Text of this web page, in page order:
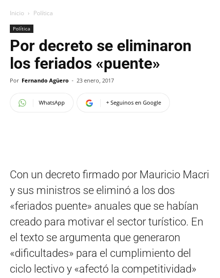
Inicio Política
Política
Por decreto se eliminaron
los feriados «puente»
Por Fernando Agüero - 23 enero, 2017
WhatsApp + Seguinos en Google
Con un decreto firmado por Mauricio Macri
y sus ministros se eliminó a los dos
«feriados puente» anuales que se habían
creado para motivar el sector turístico. En
el texto se argumenta que generaron
«dificultades» para el cumplimiento del
ciclo lectivo y «afectó la competitividad»